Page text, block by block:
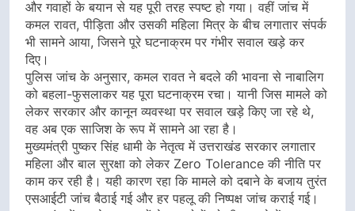
और गवाहों के बयान से यह पूरी तरह स्पष्ट हो गया। वहीं जांच में
कमल रावत, पीड़िता और उसकी महिला मित्र के बीच लगातार संपर्क
भी सामने आया, जिसने पूरे घटनाक्रम पर गंभीर सवाल खड़े कर
दिए।
पुलिस जांच के अनुसार, कमल रावत ने बदले की भावना से नाबालिग
को बहला-फुसलाकर यह पूरा घटनाक्रम रचा। यानी जिस मामले को
लेकर सरकार और कानून व्यवस्था पर सवाल खड़े किए जा रहे थे,
वह अब एक साजिश के रूप में सामने आ रहा है।
मुख्यमंत्री पुष्कर सिंह धामी के नेतृत्व में उत्तराखंड सरकार लगातार
महिला और बाल सुरक्षा को लेकर Zero Tolerance की नीति पर
काम कर रही है। यही कारण रहा कि मामले को दबाने के बजाय तुरंत
एसआईटी जांच बैठाई गई और हर पहलू की निष्पक्ष जांच कराई गई।